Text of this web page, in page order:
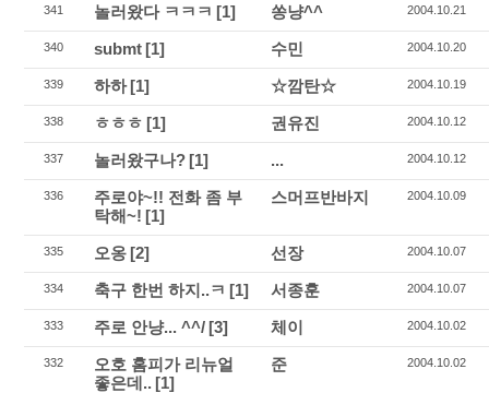
341 놀러왔다 ㅋㅋㅋ [1] 쏭냥^^ 2004.10.21
340 submt [1] 수민 2004.10.20
339 하하[1] ☆깜탄☆ 2004.10.19
338 ㅎㅎㅎ [1] 권유진 2004.10.12
337 놀러왔구나? [1] ... 2004.10.12
336
주로야~!! 전화 좀 부
탁해~! [1]
스머프반바지 2004.10.09
335 오옹 [2] 선장 2004.10.07
334 축구 한번 하지..ㅋ [1] 서종훈 2004.10.07
333 주로 안냥... ^^/ [3] 체이 2004.10.02
332
오호 홈피가 리뉴얼
좋은데.. [1]
준 2004.10.02